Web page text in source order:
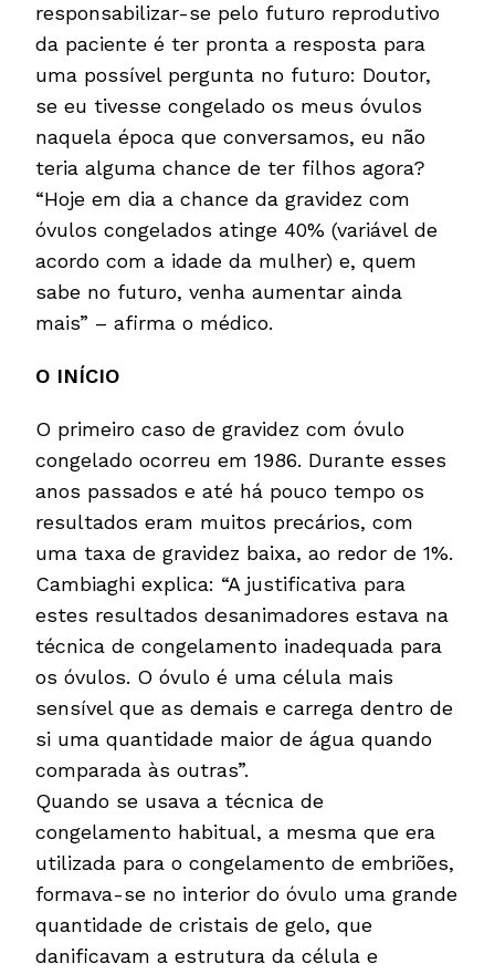
responsabilizar-se pelo futuro reprodutivo
da paciente é ter pronta a resposta para
uma possível pergunta no futuro: Doutor,
se eu tivesse congelado os meus óvulos
naquela época que conversamos, eu não
teria alguma chance de ter filhos agora?
“Hoje em dia a chance da gravidez com
óvulos congelados atinge 40% (variável de
acordo com a idade da mulher) e, quem
sabe no futuro, venha aumentar ainda
mais” – afirma o médico.
O INÍCIO
O primeiro caso de gravidez com óvulo
congelado ocorreu em 1986. Durante esses
anos passados e até há pouco tempo os
resultados eram muitos precários, com
uma taxa de gravidez baixa, ao redor de 1%.
Cambiaghi explica: “A justificativa para
estes resultados desanimadores estava na
técnica de congelamento inadequada para
os óvulos. O óvulo é uma célula mais
sensível que as demais e carrega dentro de
si uma quantidade maior de água quando
comparada às outras”.
Quando se usava a técnica de
congelamento habitual, a mesma que era
utilizada para o congelamento de embriões,
formava-se no interior do óvulo uma grande
quantidade de cristais de gelo, que
danificavam a estrutura da célula e